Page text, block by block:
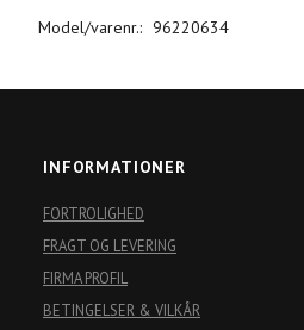
Model/varenr.: 96220634
INFORMATIONER
FORTROLIGHED
FRAGT OG LEVERING
FIRMA PROFIL
BETINGELSER & VILKÅR